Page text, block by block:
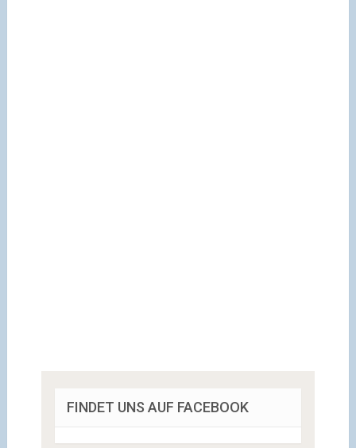
FINDET UNS AUF FACEBOOK